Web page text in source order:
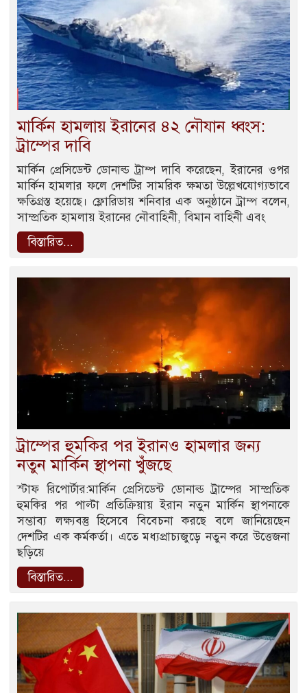
মার্কিন হামলায় ইরানের ৪২ নৌযান ধ্বংস:
ট্রাম্পের দাবি
মার্কিন প্রেসিডেন্ট ডোনাল্ড ট্রাম্প দাবি করেছেন, ইরানের ওপর
মার্কিন হামলার ফলে দেশটির সামরিক ক্ষমতা উল্লেখযোগ্যভাবে
ক্ষতিগ্রস্ত হয়েছে। ফ্লোরিডায় শনিবার এক অনুষ্ঠানে ট্রাম্প বলেন,
সাম্প্রতিক হামলায় ইরানের নৌবাহিনী, বিমান বাহিনী এবং
বিস্তারিত...
ট্রাম্পের হুমকির পর ইরানও হামলার জন্য
নতুন মার্কিন স্থাপনা খুঁজছে
স্টাফ রিপোর্টার:মার্কিন প্রেসিডেন্ট ডোনাল্ড ট্রাম্পের সাম্প্রতিক
হুমকির পর পাল্টা প্রতিক্রিয়ায় ইরান নতুন মার্কিন স্থাপনাকে
সম্ভাব্য লক্ষ্যবস্তু হিসেবে বিবেচনা করছে বলে জানিয়েছেন
দেশটির এক কর্মকর্তা। এতে মধ্যপ্রাচ্যজুড়ে নতুন করে উত্তেজনা
ছড়িয়ে
বিস্তারিত...